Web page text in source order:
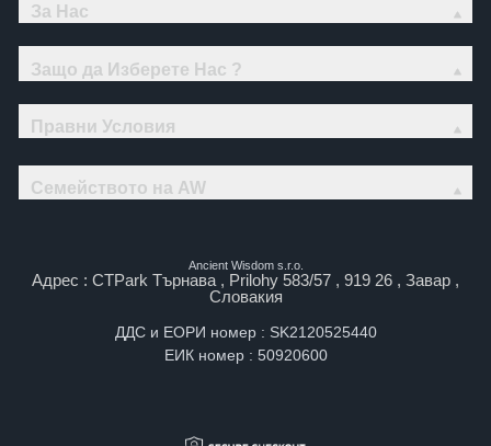
За Нас
Защо да Изберете Нас ?
Правни Условия
Семейството на AW
Ancient Wisdom s.r.o.
Адрес : CTPark Търнава , Prilohy 583/57 , 919 26 , Завар ,
Словакия
ДДС и ЕОРИ номер : SK2120525440
ЕИК номер : 50920600